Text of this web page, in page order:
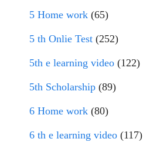
5 Home work (65)
5 th Onlie Test (252)
5th e learning video (122)
5th Scholarship (89)
6 Home work (80)
6 th e learning video (117)